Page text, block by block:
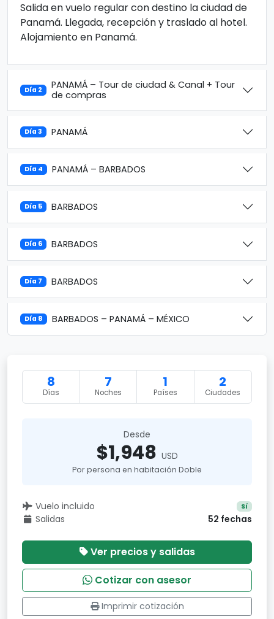
Salida en vuelo regular con destino la ciudad de
Panamá. Llegada, recepción y traslado al hotel.
Alojamiento en Panamá.
Día 2
PANAMÁ – Tour de ciudad & Canal + Tour
de compras
Día 3 PANAMÁ
Día 4 PANAMÁ – BARBADOS
Día 5 BARBADOS
Día 6 BARBADOS
Día 7 BARBADOS
Día 8 BARBADOS – PANAMÁ – MÉXICO
8
Días
7
Noches
1
Países
2
Ciudades
Desde
$1,948 USD
Por persona en habitación Doble
Vuelo incluido Sí
Salidas 52 fechas
Ver precios y salidas
Cotizar con asesor
Imprimir cotización